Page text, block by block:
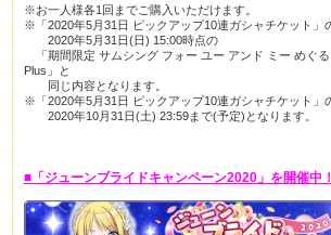
※お一人様各1回までご購入いただけます。
※「2020年5月31日 ピックアップ10連ガシャチケット」
2020年5月31日(日) 15:00時点の
「期間限定 サムシング フォー ユー アンド ミー めぐ
Plus」と
同じ内容となります。
※「2020年5月31日 ピックアップ10連ガシャチケット」
2020年10月31日(土) 23:59まで(予定)となります。
■「ジューンブライドキャンペーン2020」を開催中！